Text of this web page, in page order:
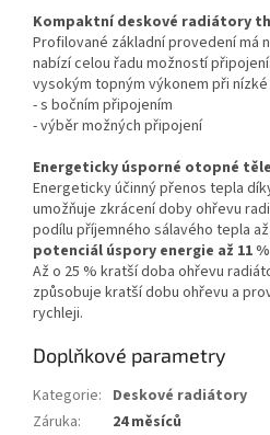
Kompaktní deskové radiátory
Profilované základní provedení má
nabízí celou řadu možností
vysokým topným výkonem při
- s bočním připojením
- výběr možných připojení
Energeticky úsporné otopné
Energeticky účinný přenos tepla
umožňuje zkrácení doby ohřevu
podílu příjemného sálavého tepla
potenciál úspory energie až 11
Až o 25 % kratší doba ohřevu
způsobuje kratší dobu ohřevu a
rychleji.
Doplňkové parametry
Kategorie: Deskové radiátory
Záruka:
24 měsíců